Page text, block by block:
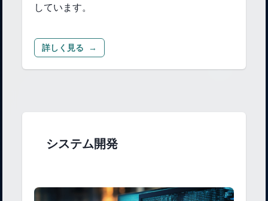
しています。
詳しく見る →
システム開発